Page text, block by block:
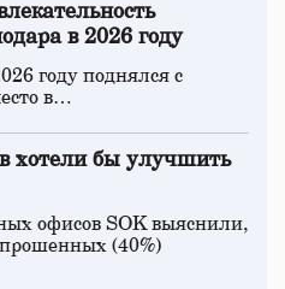
в 2026 году
году поднялся с
в…
хотели бы улучшить
офисов SOK выяснили,
(40%)